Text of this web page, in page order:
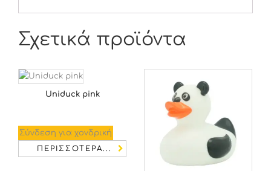
Σχετικά προϊόντα
Uniduck pink
Σύνδεση για χονδρική
ΠΕΡΙΣΣΌΤΕΡΑ...